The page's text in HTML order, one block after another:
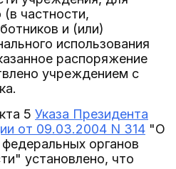
частности,
и (или)
использования
распоряжение
учреждением с
5 Указа Президента
от 09.03.2004 N 314 "О
органов
установлено, что